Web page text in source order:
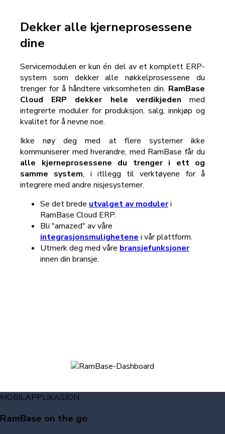
Dekker alle kjerneprosessene
dine
Servicemodulen er kun én del av et komplett ERP-
system som dekker alle nøkkelprosessene du
trenger for å håndtere virksomheten din. RamBase
Cloud ERP dekker hele verdikjeden med
integrerte moduler for produksjon, salg, innkjøp og
kvalitet for å nevne noe.
Ikke nøy deg med at flere systemer ikke
kommuniserer med hverandre, med RamBase får du
alle kjerneprosessene du trenger i ett og
samme system, i itllegg til verktøyene for å
integrere med andre nisjesystemer.
Se det brede utvalget av moduleri
RamBase Cloud ERP.
Bli "amazed" av våre
integrasjonsmulighetene i vår plattform.
Utmerk deg med våre bransjefunksjoner
innen din bransje.
MOBILAPPLIKASJON
RamBase on the go